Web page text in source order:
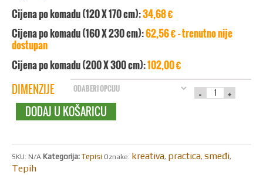
Cijena po komadu (120 X 170 cm):34,68 €
Cijena po komadu (160 X 230 cm):62,56 € – trenutno nije
dostupan
Cijena po komadu (200 X 300 cm):102,00 €
DIMENZIJE
DODAJ U KOŠARICU
SKU: N/A Kategorija: Tepisi Oznake: kreativa, practica, smeđi,
Tepih